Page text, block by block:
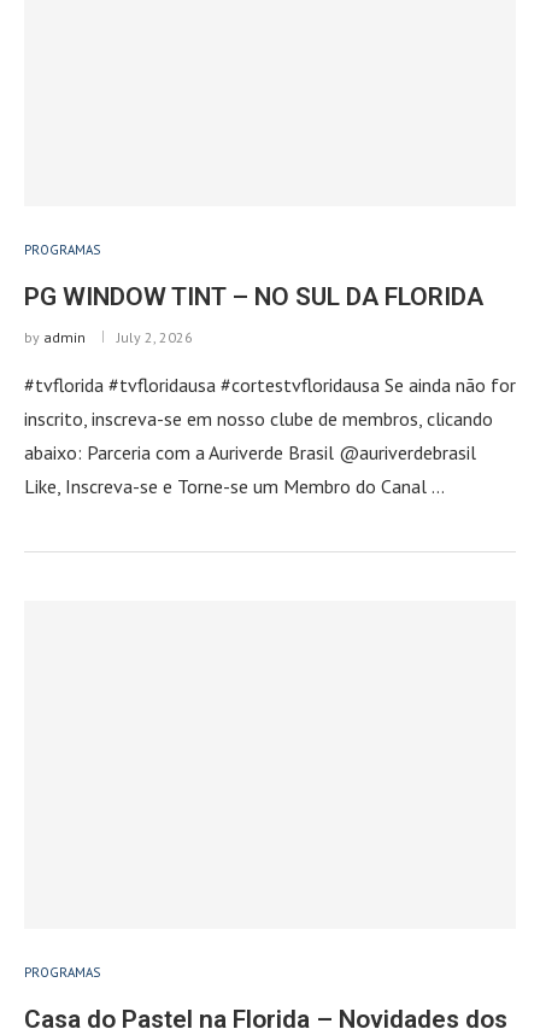
PROGRAMAS
PG WINDOW TINT – NO SUL DA FLORIDA
by admin July 2, 2026
#tvflorida #tvfloridausa #cortestvfloridausa Se ainda não for
inscrito, inscreva-se em nosso clube de membros, clicando
abaixo: Parceria com a Auriverde Brasil @auriverdebrasil
Like, Inscreva-se e Torne-se um Membro do Canal …
PROGRAMAS
Casa do Pastel na Florida – Novidades dos